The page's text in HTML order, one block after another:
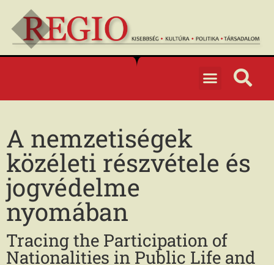
A nemzetiségek
közéleti részvétele és
jogvédelme
nyomában
Tracing the Participation of
Nationalities in Public Life and